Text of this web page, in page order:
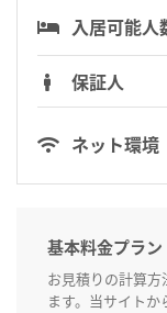
入居可能人
保証人
ネット環境
基本料金プラン
お見積りの計算
ます。当サイトか